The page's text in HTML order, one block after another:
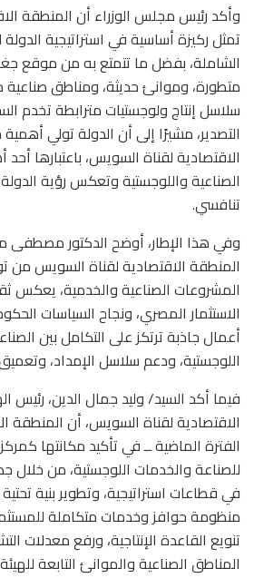
وأكد رئيس مجلس الوزراء أن المنطقة
تمثل ركيزة أساسية في استراتيجية الدولة
الشاملة، بفضل ما تتمتع به من موقع
متطورة، وموانئ حديثة، ومناطق صناعية
سلاسل إنتاج ولوجستيات مترابطة تخدم
التصدير، مشيرًا إلى أن الدولة تولي
الاقتصادية لقناة السويس، باعتبارها
الصناعية واللوجستية وتعكس رؤية الدولة
تنافسي.
وفي هذا الإطار، أوضح الدكتور مصطفى
المنطقة الاقتصادية لقناة السويس
المشروعات الصناعية والخدمية، يعكس
الاستثمار المصري، ونجاح السياسات
أعمال جاذبة ترتكز على التكامل بين
اللوجستية، ودعم سلاسل الإمداد،
فيما أكد السيد/ وليد جمال الدين، رئيس
الاقتصادية لقناة السويس، أن المنطقة
الفترة الماضية ــ في تأكيد مكانتها
للصناعة والخدمات اللوجستية، من خلال
في قطاعات استراتيجية، وتطوير بنية
منظومة حوافز وخدمات متكاملة
تنويع القاعدة الإنتاجية، ورفع معدلات
المناطق الصناعية والموانئ التابعة